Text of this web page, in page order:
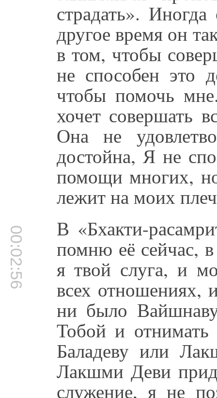
страдать».
другое время он
в том, чтобы
не способен это
чтобы помочь
хочет совершать
Она не
достойна, Я не
помощи многих,
лежит на моих
00:02:56 В «Бхакти-
помню её сейчас,
я твой слуга, и
всех отношениях,
ни было
Тобой и
Баладеву или
Лакшми Деви
служение, я не